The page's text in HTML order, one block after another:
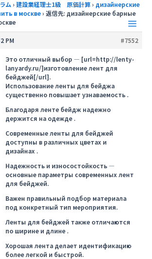
Main
ム › 建設業経理士1級 原価計算› дизайнерские
в москве› 返信先: дизайнерские барные
PM
#7552
Это отличный выбор — [url=http://lenty-
lanyardy.ru/]изготовление лент для
бейджей[/url].
Использование ленты для бейджа
существенно повышает узнаваемость .
Благодаря ленте бейдж надежно
держится на одежде .
Современные ленты для бейджей
доступны в различных цветах и
дизайнах .
Надежность и износостойкость —
основные параметры современных лент
для бейджей.
Важен правильный подбор материала
под конкретный тип мероприятия.
Ленты для бейджей также отличаются
по ширине и длине .
Хорошая лента делает идентификацию
более легкой и быстрой.